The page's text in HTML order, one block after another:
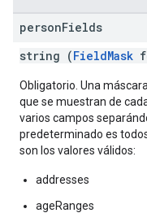
personFields
string (FieldMask
Obligatorio. Una
que se muestran de
varios campos
predeterminado es
son los valores válidos:
addresses
ageRanges